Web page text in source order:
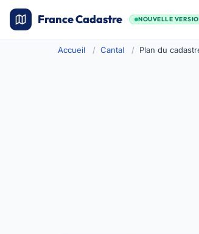
France Cadastre NOUVELLE
Accueil Cantal Plan du